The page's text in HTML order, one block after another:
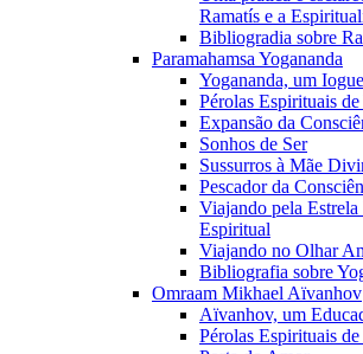
Ramatís e a
Bibliogradia sobre
Paramahamsa Yogananda
Yogananda, um
Pérolas Espirituais de
Expansão da
Sonhos de Ser
Sussurros à Mãe
Pescador da
Viajando pela
Espiritual
Viajando no Olhar
Bibliografia sobre
Omraam Mikhael Aïvanhov
Aïvanhov, um
Pérolas Espirituais